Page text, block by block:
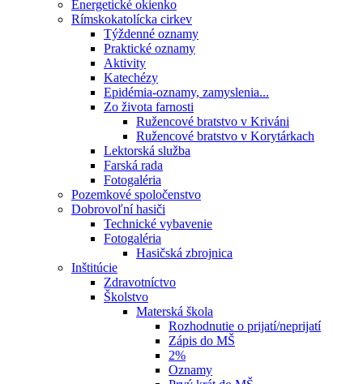
Energetické okienko
Rímskokatolícka cirkev
Týždenné oznamy
Praktické oznamy
Aktivity
Katechézy
Epidémia-oznamy, zamyslenia...
Zo života farnosti
Ružencové bratstvo v Kriváni
Ružencové bratstvo v Korytárkach
Lektorská služba
Farská rada
Fotogaléria
Pozemkové spoločenstvo
Dobrovoľní hasiči
Technické vybavenie
Fotogaléria
Hasičská zbrojnica
Inštitúcie
Zdravotníctvo
Školstvo
Materská škola
Rozhodnutie o prijatí/neprijatí
Zápis do MŠ
2%
Oznamy